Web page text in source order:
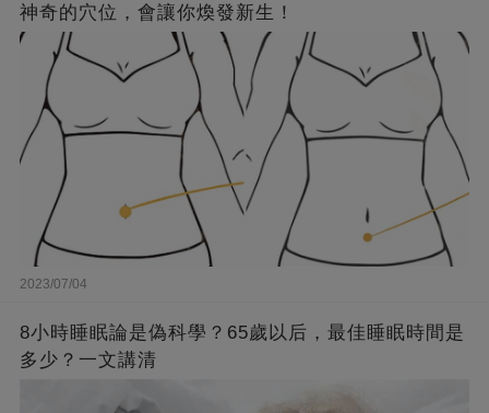
神奇的穴位，會讓你煥發新生！
2023/07/04
8小時睡眠論是偽科學？65歲以后，最佳睡眠時間是
多少？一文講清